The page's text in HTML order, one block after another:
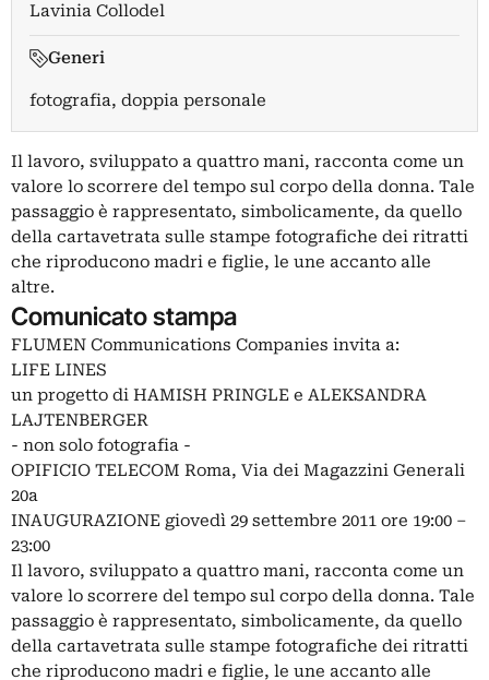
Lavinia Collodel
Generi
fotografia, doppia personale
Il lavoro, sviluppato a quattro mani, racconta come un
valore lo scorrere del tempo sul corpo della donna. Tale
passaggio è rappresentato, simbolicamente, da quello
della cartavetrata sulle stampe fotografiche dei ritratti
che riproducono madri e figlie, le une accanto alle
altre.
Comunicato stampa
FLUMEN Communications Companies invita a:
LIFE LINES
un progetto di HAMISH PRINGLE e ALEKSANDRA
LAJTENBERGER
- non solo fotografia -
OPIFICIO TELECOM Roma, Via dei Magazzini Generali
20a
INAUGURAZIONE giovedì 29 settembre 2011 ore 19:00 –
23:00
Il lavoro, sviluppato a quattro mani, racconta come un
valore lo scorrere del tempo sul corpo della donna. Tale
passaggio è rappresentato, simbolicamente, da quello
della cartavetrata sulle stampe fotografiche dei ritratti
che riproducono madri e figlie, le une accanto alle